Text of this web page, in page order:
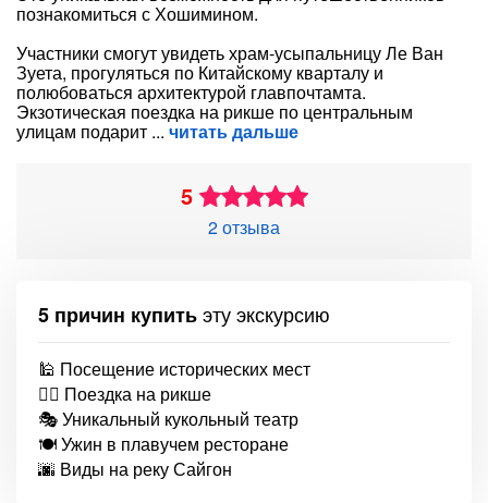
познакомиться с Хошимином.
Участники смогут увидеть храм-усыпальницу Ле Ван
Зуета, прогуляться по Китайскому кварталу и
полюбоваться архитектурой главпочтамта.
Экзотическая поездка на рикше по центральным
улицам подарит читать дальше
5
2 отзыва
5 причин купитьэту экскурсию
🕌 Посещение исторических мест
🚴‍♂️ Поездка на рикше
🎭 Уникальный кукольный театр
🍽️ Ужин в плавучем ресторане
🌆 Виды на реку Сайгон